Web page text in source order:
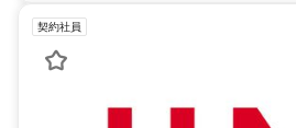
契約社員